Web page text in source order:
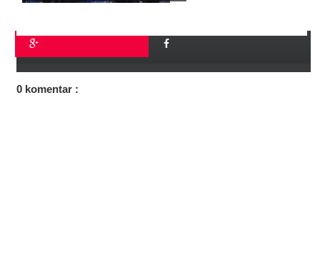
0 komentar :